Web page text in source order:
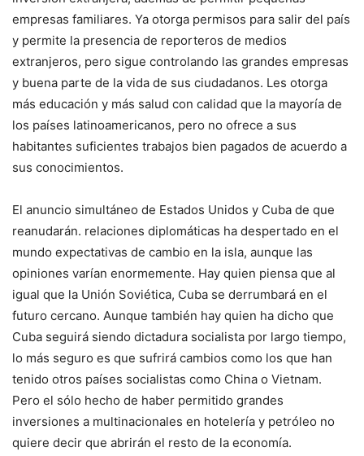
empresas familiares. Ya otorga permisos para salir del país
y permite la presencia de reporteros de medios
extranjeros, pero sigue controlando las grandes empresas
y buena parte de la vida de sus ciudadanos. Les otorga
más educación y más salud con calidad que la mayoría de
los países latinoamericanos, pero no ofrece a sus
habitantes suficientes trabajos bien pagados de acuerdo a
sus conocimientos.
El anuncio simultáneo de Estados Unidos y Cuba de que
reanudarán. relaciones diplomáticas ha despertado en el
mundo expectativas de cambio en la isla, aunque las
opiniones varían enormemente. Hay quien piensa que al
igual que la Unión Soviética, Cuba se derrumbará en el
futuro cercano. Aunque también hay quien ha dicho que
Cuba seguirá siendo dictadura socialista por largo tiempo,
lo más seguro es que sufrirá cambios como los que han
tenido otros países socialistas como China o Vietnam.
Pero el sólo hecho de haber permitido grandes
inversiones a multinacionales en hotelería y petróleo no
quiere decir que abrirán el resto de la economía.